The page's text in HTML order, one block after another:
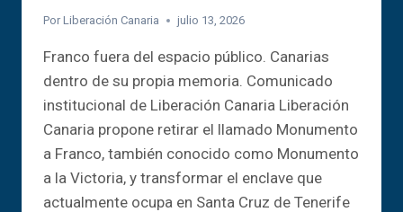
Por Liberación Canaria julio 13, 2026
Franco fuera del espacio público. Canarias
dentro de su propia memoria. Comunicado
institucional de Liberación Canaria Liberación
Canaria propone retirar el llamado Monumento
a Franco, también conocido como Monumento
a la Victoria, y transformar el enclave que
actualmente ocupa en Santa Cruz de Tenerife